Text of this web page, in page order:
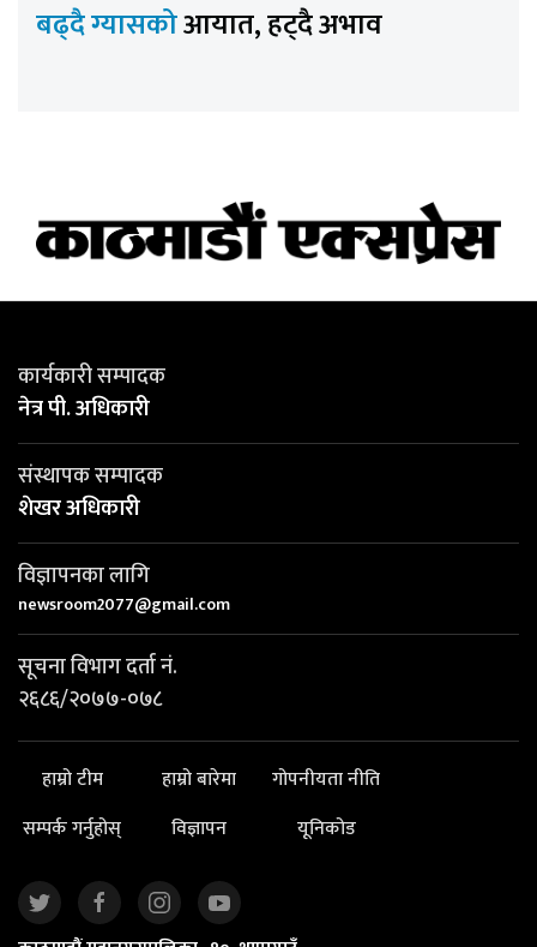
बढ्दै ग्यासकोआयात, हट्दै अभाव
कार्यकारी सम्पादक
नेत्र पी. अधिकारी
संस्थापक सम्पादक
शेखर अधिकारी
विज्ञापनका लागि
newsroom2077@gmail.com
सूचना विभाग दर्ता नं.
२६८६/२०७७-०७८
हाम्रो टीम हाम्रो बारेमा
गोपनीयता नीति
सम्पर्क गर्नुहोस्
विज्ञापन यूनिकोड